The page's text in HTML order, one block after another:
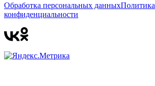
Обработка персональных данныхПолитика
конфиденциальности